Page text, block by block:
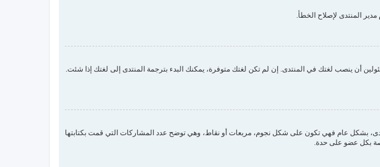
المنتدى لإصلاح الخطأ.
أن ينصب لغتك في المنتدى. إن لم تكن لغتك متوفرة، يمكنك البدء بترجمة المنتدى إلى لغتك إذا شئت.
بشكل عام فهي تكون على شكل نجوم، مربعات أو نقاط، وهي توضح عدد المشاركات التي قمت بكتابتها
بكل عضو على حدة.